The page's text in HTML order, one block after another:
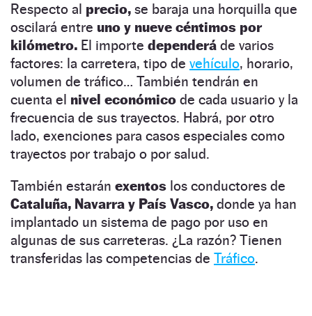
Respecto al precio, se baraja una horquilla que
oscilará entre uno y nueve céntimos por
kilómetro. El importe dependerá de varios
factores: la carretera, tipo de vehículo, horario,
volumen de tráfico… También tendrán en
cuenta el nivel económico de cada usuario y la
frecuencia de sus trayectos. Habrá, por otro
lado, exenciones para casos especiales como
trayectos por trabajo o por salud.
También estarán exentos los conductores de
Cataluña, Navarra y País Vasco, donde ya han
implantado un sistema de pago por uso en
algunas de sus carreteras. ¿La razón? Tienen
transferidas las competencias de Tráfico.